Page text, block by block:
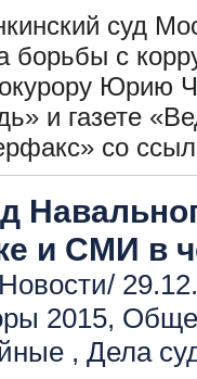
суд
борьбы с
Юрию
и газете
со
и СМИ в
2015,
, Дела